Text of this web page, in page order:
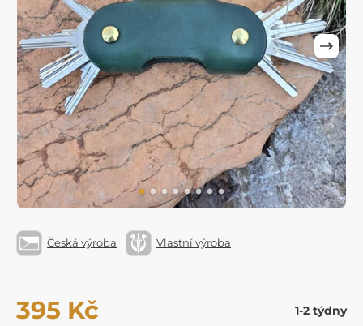
Česká výroba Vlastní výroba
395 Kč 1-2 týdny